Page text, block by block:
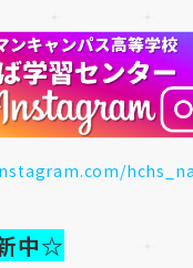
中☆